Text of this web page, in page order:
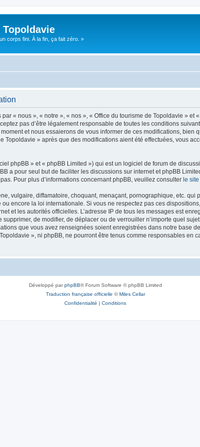
corps fini. À la fin, ça fait zéro. »
« nous », « notre », « nos », « Office du tourisme de Topoldavie »
pas d’être légalement responsable de toutes les conditions
et nous essaierons de vous informer de ces modifications,
Topoldavie » après que des modifications aient été effectuées, vous
phpBB » et « phpBB Limited ») qui est un logiciel de forum de
a pour seul but de faciliter les discussions sur internet et phpBB
Pour plus d’informations concernant phpBB, veuillez consulter le
vulgaire, diffamatoire, choquant, menaçant, pornographique, etc.
encore la loi internationale. Si vous ne respectez pas ces
et les autorités officielles. L’adresse IP de tous les messages est
de modifier, de déplacer ou de verrouiller n’importe quel
que vous avez renseignées soient enregistrées dans notre base
», ni phpBB, ne pourront être tenus comme responsables en
Développé parphpBB® Forum Software © phpBB Limited
Traduction française officielle ©Miles Cellar
Confidentialité | Conditions